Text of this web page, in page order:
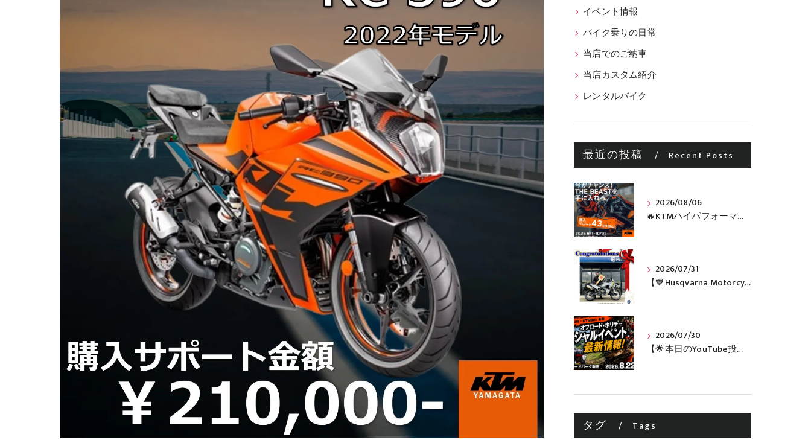
イベント情報
バイク乗りの日常
当店でのご納車
当店カスタム紹介
レンタルバイク
最近の投稿 Recent Posts
2026/08/06
🔥KTMハイパフォーマンスネイキッドがお得に手に入るチャンス🔥
2026/07/31
【💙Husqvarna Motorcycles / NORDEN 901💙】 ご納車おめでとうございます🎉✨
2026/07/30
【🌟本日のYouTube投稿完了🌟】 🔥田中太一さんをスペシャルゲストに🔥 8月22日(土)オフロード・ホリデー最新情報！！
タグ Tags